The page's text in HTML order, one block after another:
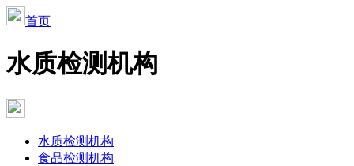
首页
水质检测机构
水质检测机构
食品检测机构